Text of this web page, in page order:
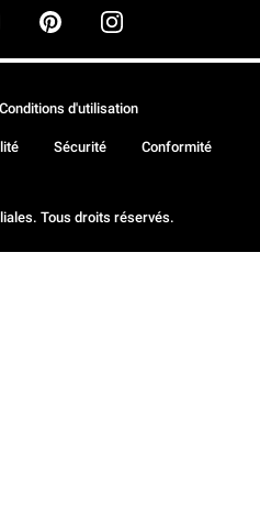
Tous droits réservés.
Conditions d'utilisation
Sécurité Conformité